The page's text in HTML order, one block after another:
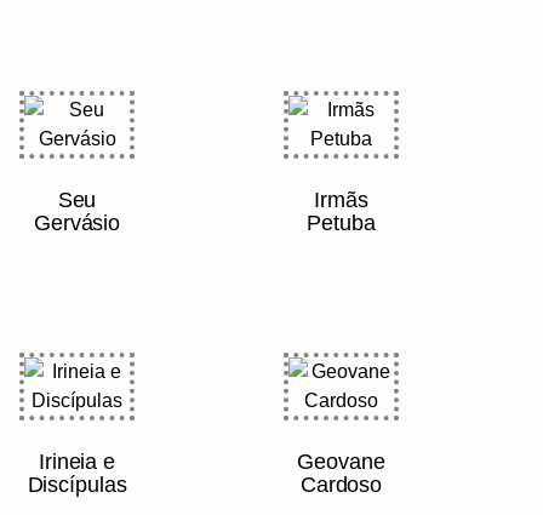
Seu
Gervásio
Irmãs
Petuba
Irineia e
Discípulas
Geovane
Cardoso